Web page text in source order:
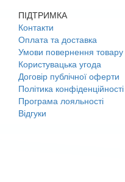
ПІДТРИМКА
Контакти
Оплата та доставка
Умови повернення товару
Користувацька угода
Договір публічної оферти
Політика конфіденційності
Програма лояльності
Відгуки